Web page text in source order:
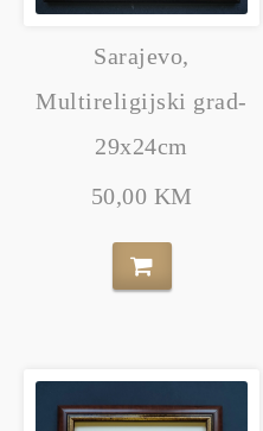
Sarajevo,
Multireligijski grad-
29x24cm
50,00 KM